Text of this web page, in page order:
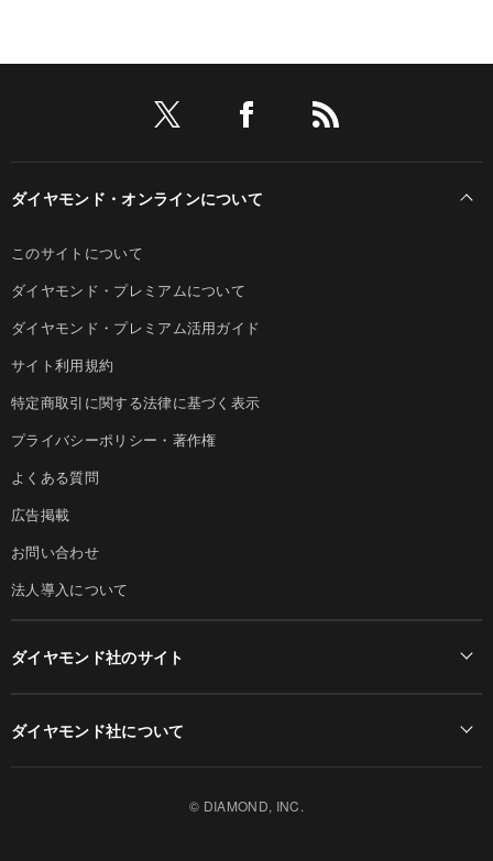
ダイヤモンド・オンラインについて
このサイトについて
ダイヤモンド・プレミアムについて
ダイヤモンド・プレミアム活用ガイド
サイト利用規約
特定商取引に関する法律に基づく表示
プライバシーポリシー・著作権
よくある質問
広告掲載
お問い合わせ
法人導入について
ダイヤモンド社のサイト
ダイヤモンド社について
© DIAMOND, INC.